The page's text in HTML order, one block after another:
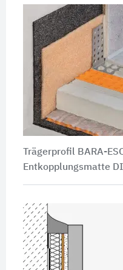
Trägerprofil BARA-
Entkopplungsmatte